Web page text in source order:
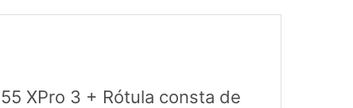
XPro 3 + Rótula consta de